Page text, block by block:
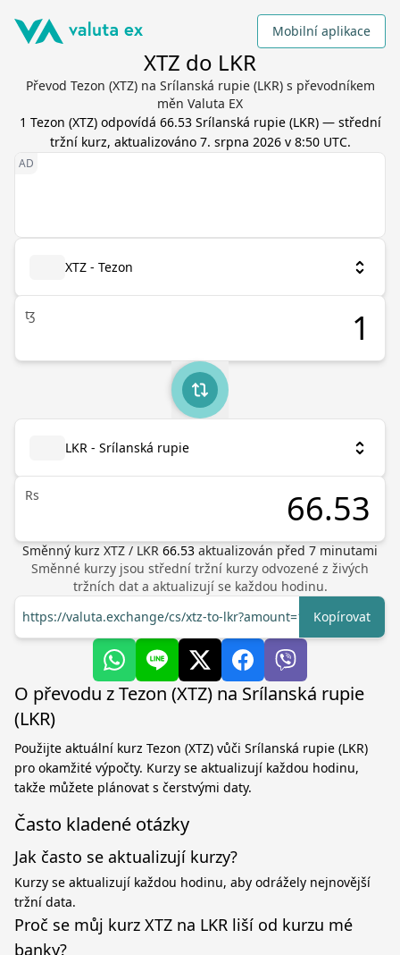
Mobilní aplikace
XTZ do LKR
Převod Tezon (XTZ) na Srílanská rupie (LKR) s převodníkem
měn Valuta EX
1 Tezon (XTZ) odpovídá 66.53 Srílanská rupie(LKR) — střední
tržní kurz, aktualizováno 7. srpna 2026 v 8:50 UTC.
XTZ - Tezon
ꜩ
LKR - Srílanská rupie
Rs
Směnný kurz XTZ / LKR 66.53 aktualizován před 7 minutami
Směnné kurzy jsou střední tržní kurzy odvozené z živých
tržních dat a aktualizují se každou hodinu.
https://valuta.exchange/cs/xtz-to-lkr?amount=1
Kopírovat
O převodu z Tezon (XTZ) na Srílanská rupie
(LKR)
Použijte aktuální kurz Tezon (XTZ) vůči Srílanská rupie (LKR)
pro okamžité výpočty. Kurzy se aktualizují každou hodinu,
takže můžete plánovat s čerstvými daty.
Často kladené otázky
Jak často se aktualizují kurzy?
Kurzy se aktualizují každou hodinu, aby odrážely nejnovější
tržní data.
Proč se můj kurz XTZ na LKR liší od kurzu mé
banky?